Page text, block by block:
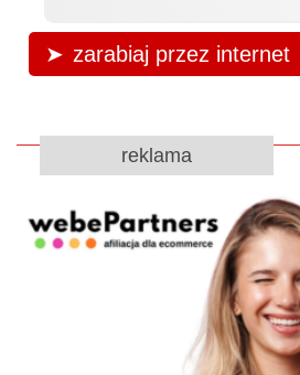
zarabiaj przez internet
reklama